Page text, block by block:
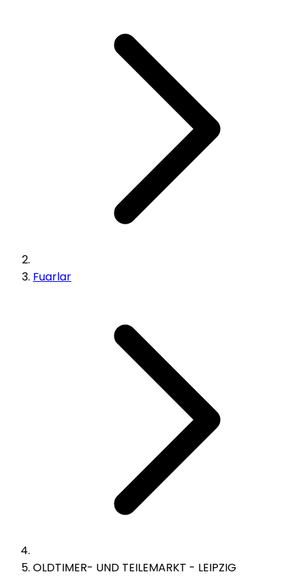
Fuarlar
OLDTIMER- UND TEILEMARKT - LEIPZIG